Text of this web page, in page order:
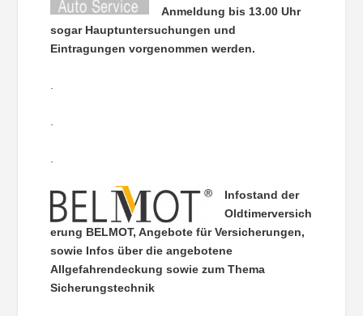
Anmeldung bis 13.00 Uhr
sogar Hauptuntersuchungen und
Eintragungen vorgenommen werden.
.
Infostand der
Oldtimerversich
erung BELMOT, Angebote für Versicherungen,
sowie Infos über die angebotene
Allgefahrendeckung sowie zum Thema
Sicherungstechnik